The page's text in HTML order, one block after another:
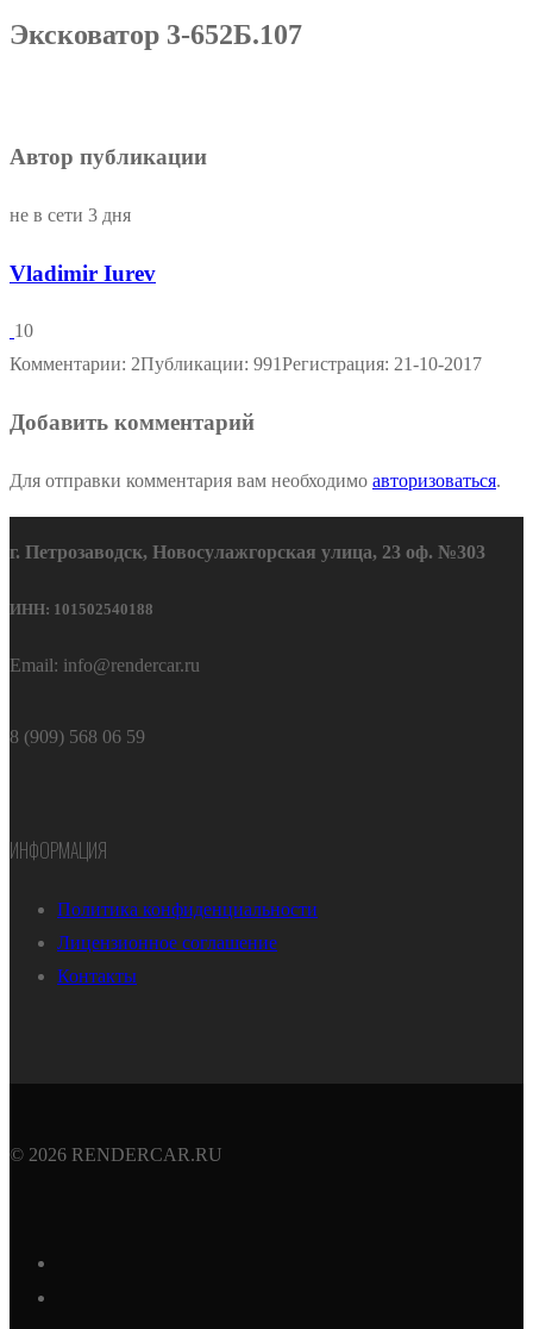
Эксковатор 3-652Б.107
Автор публикации
не в сети 3 дня
Vladimir Iurev
10
Комментарии: 2Публикации: 991Регистрация: 21-10-2017
Добавить комментарий
Для отправки комментария вам необходимо авторизоваться.
г. Петрозаводск, Новосулажгорская улица, 23 оф. №303
ИНН: 101502540188
Email: info@rendercar.ru
8 (909) 568 06 59
ИНФОРМАЦИЯ
Политика конфиденциальности
Лицензионное соглашение
Контакты
© 2026 RENDERCAR.RU